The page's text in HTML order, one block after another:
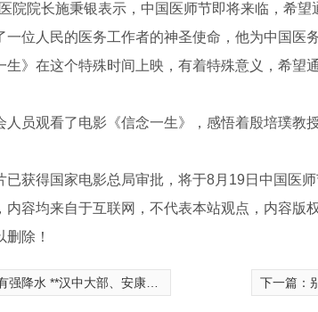
院长施秉银表示，中国医师节即将来临，希望
一位人民的医务工作者的神圣使命，他为中国医
生》在这个特殊时间上映，有着特殊意义，希望
观看了电影《信念一生》，感悟着殷培璞教
获得国家电影总局审批，将于8月19日中国医师
内容均来自于互联网，不代表本站观点，内容版
除！
水 **汉中大部、安康北部有大雨 下一篇：